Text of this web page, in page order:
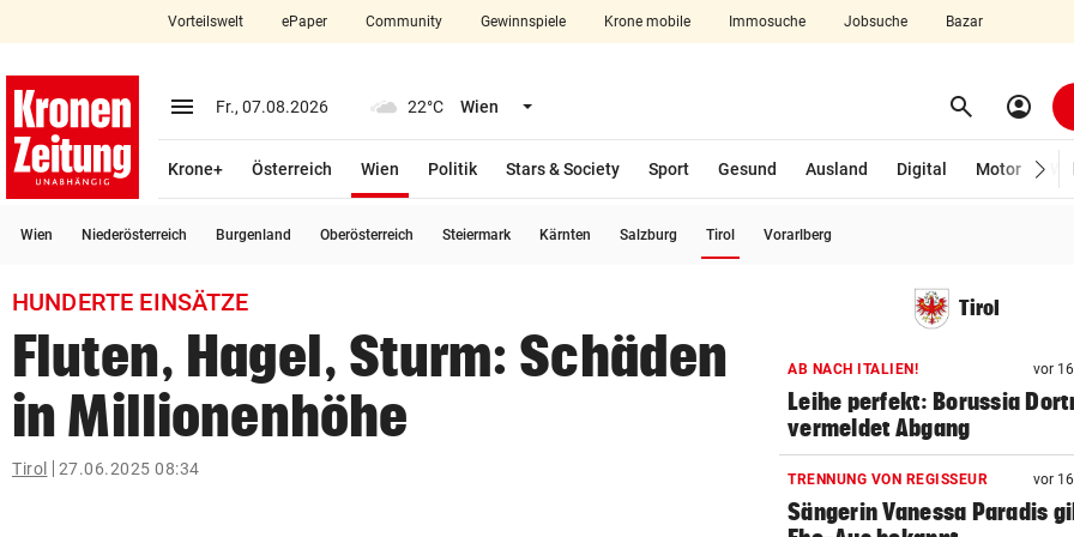
closeSchließen
account_circle Anmelden
arrow_right
bookmark
search
Suchbegriff
eingeben
Vorteilswelt ePaper Community Gewinnspiele Krone mobile Immosuche Jobsuche Bazar
menu Menü aufklappen
Fr., 07.08.2026 22°C Wien Menü aufklappen search Suchen
account_circle
Krone+ Österreich Wien
Politik
Stars & Society Sport Gesund Ausland Digital Motor
Wien Niederösterreich Burgenland Oberösterreich Steiermark Kärnten Salzburg Tirol Vorarlberg
HUNDERTE EINSÄTZE
Fluten, Hagel, Sturm: Schäden
in Millionenhöhe
Tirol 27.06.2025 08:34
Tirol
AB NACH ITALIEN! vor
Leihe perfekt: Borussia
vermeldet Abgang
TRENNUNG VON REGISSEUR vor
Sängerin Vanessa Paradis